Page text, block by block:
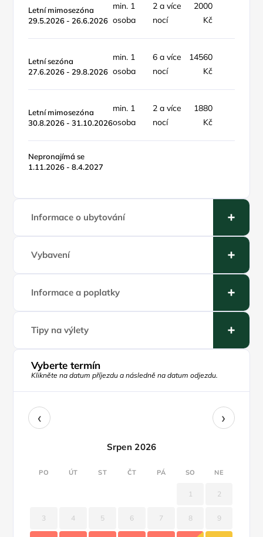
Letní mimosezóna
29.5.2026 - 26.6.2026
min. 1
osoba
2 a více
nocí
2000
Kč
Letní sezóna
27.6.2026 - 29.8.2026
min. 1
osoba
6 a více
nocí
14560
Kč
Letní mimosezóna
30.8.2026 - 31.10.2026
min. 1
osoba
2 a více
nocí
1880
Kč
Nepronajímá se
1.11.2026 - 8.4.2027
Informace o ubytování
Vybavení
Informace a poplatky
Tipy na výlety
Vyberte termín
Klikněte na datum příjezdu a následně na datum odjezdu.
‹ ›
Srpen 2026
PO ÚT ST ČT PÁ SO NE
1 2
3 4 5 6 7 8 9